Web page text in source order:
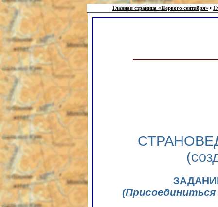
Главная страница «Первого сентября» •